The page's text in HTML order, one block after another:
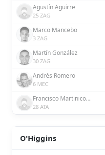
Agustín Aguirre
25 ZAG
Marco Mancebo
3 ZAG
Martín González
30 ZAG
Andrés Romero
6 MEC
Francisco Martinicorena
28 ATA
O'Higgins